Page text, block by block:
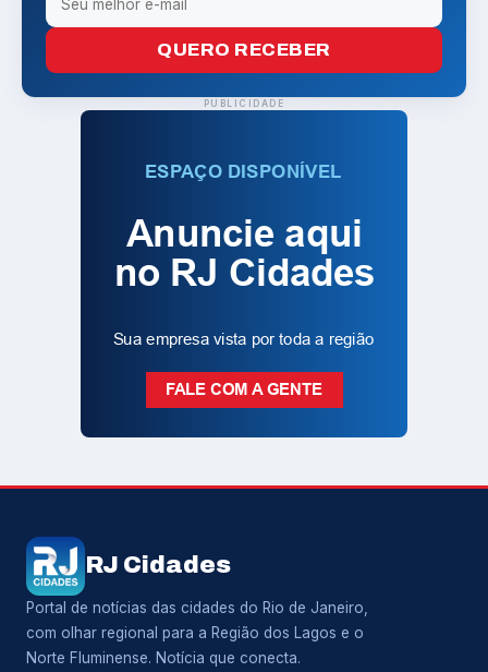
QUERO RECEBER
PUBLICIDADE
RJ Cidades
Portal de notícias das cidades do Rio de Janeiro,
com olhar regional para a Região dos Lagos e o
Norte Fluminense. Notícia que conecta.